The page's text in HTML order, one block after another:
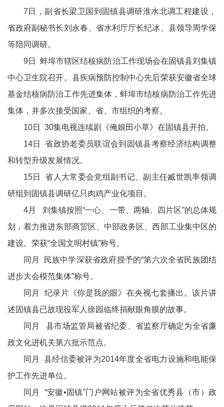
7日，副省长梁卫国到固镇县调研淮水北调工程建设，
省政府副秘书长刘永春、省水利厅厅长纪冰、县领导周学保
等陪同调研。
9日 蚌埠市辖区结核病防治工作现场会在固镇县刘集镇
中心卫生院召开。县疾病预防控制中心先后荣获安徽省全球
基金结核病防治工作先进集体，蚌埠市结核病防治工作先进
集体，并多次接受国家、省、市组织的考察。
10日 30集电视连续剧《俺娘田小草》在固镇县开拍。
14日 省政协老委员联谊会到固镇县考察经济结构调整
和转型升级发展情况。
15日 省人大常委会党组副书记、副主任臧世凯率领调
研组到固镇县调研亿只肉鸡产业化项目。
4月 刘集镇按照“一心、一带、两轴、四片区”的总体规
划，着力推进东部商贸区、中部政务区、西部工业集中区的
建设。荣获“全国文明村镇”称号。
同月 民族中学深获省政府授予的“第六次全省民族团结
进步大会模范集体”称号。
同月 纪录片《你是我的眼》在央视七套播出。该片讲
述固镇县已故现役军人徐园临终捐献眼角膜的故事。
同月 县市场监管局被省纪委、省监察厅确定为全省廉
政文化进机关第六批示范点。
同月 县经信委被评为2014年度全省电力设施和电能保
护工作先进单位。
同月 “安徽•固镇”门户网站被评为全省优秀县（市）政